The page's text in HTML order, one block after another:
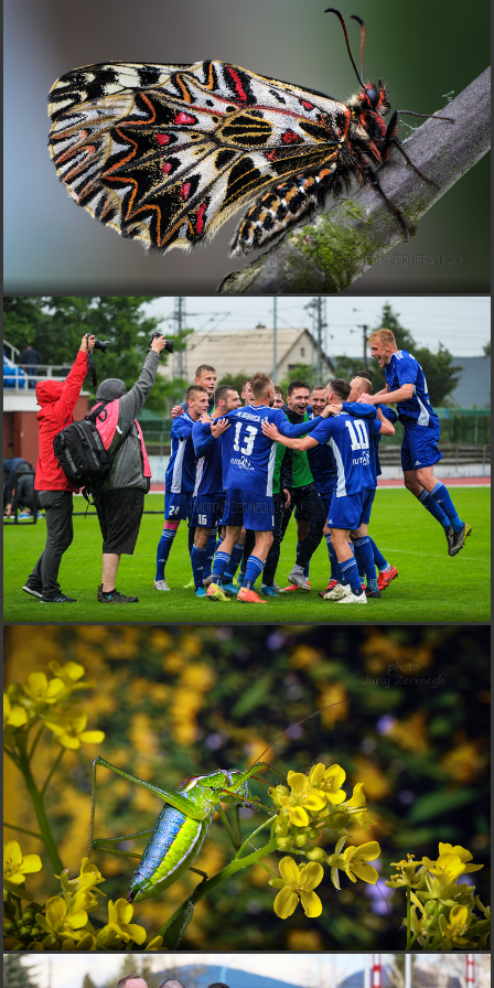
Tak toto je iny profesional ... este ze ten vodoznak sa pri